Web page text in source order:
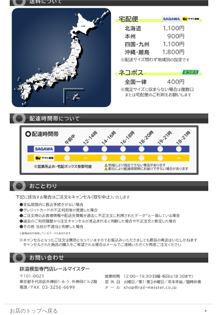
お店のトップへ戻る